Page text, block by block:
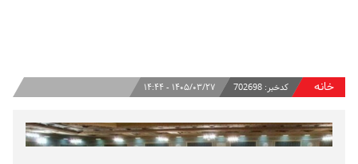
خانه کدخبر: 702698 ۱۴۰۵/۰۳/۲۷ - ۱۴:۴۴